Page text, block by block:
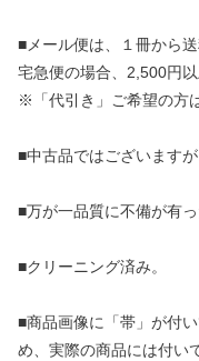
■メール便は、１冊から送
宅急便の場合、2,500円以
※「代引き」ご希望の方
■中古品ではございます
■万が一品質に不備が有
■クリーニング済み。
■商品画像に「帯」が付
め、実際の商品には付い